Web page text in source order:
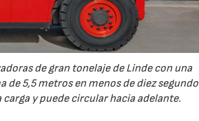
de gran tonelaje de Linde con una
de 5,5 metros en menos de diez
y puede circular hacia adelante.